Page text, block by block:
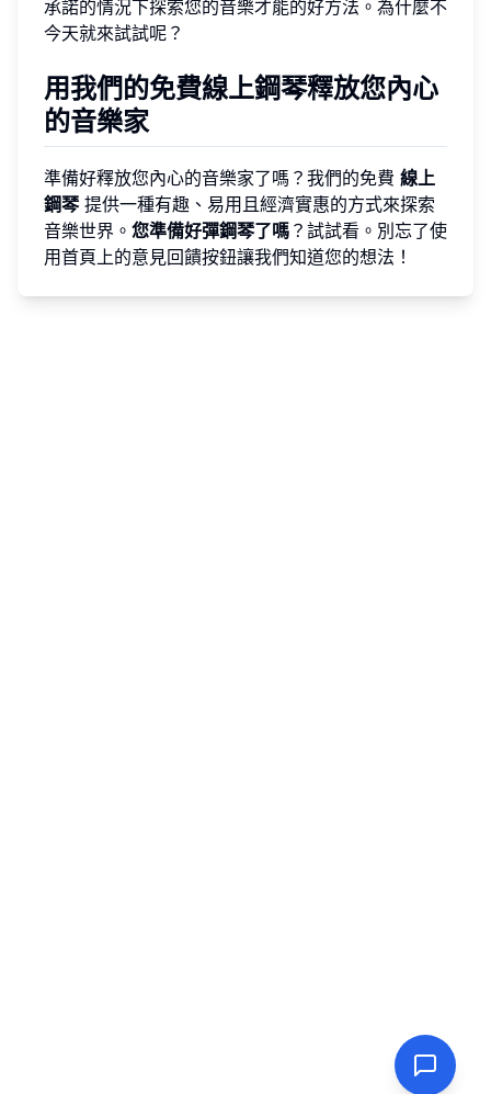
承諾的情況下探索您的音樂才能的好方法。為什麼不
今天就來試試呢？
用我們的免費線上鋼琴釋放您內心
的音樂家
準備好釋放您內心的音樂家了嗎？我們的免費 線上
鋼琴提供一種有趣、易用且經濟實惠的方式來探索
音樂世界。 您準備好彈鋼琴了嗎 ？試試看。別忘了使
用首頁上的意見回饋按鈕讓我們知道您的想法！